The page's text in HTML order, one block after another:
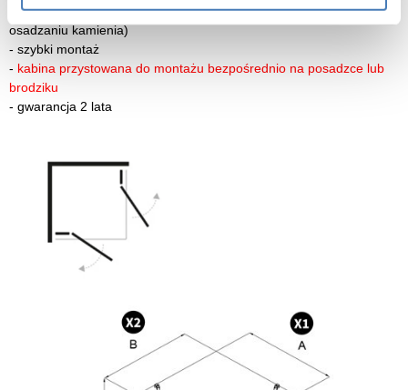
szkło zabezpieczone powłoką Active Shield 2.0 (zapobiega
osadzaniu kamienia)
- szybki montaż
- kabina przystowana do montażu bezpośrednio na posadzce lub
brodziku
- gwarancja 2 lata